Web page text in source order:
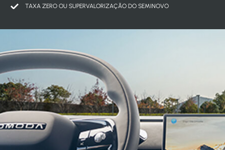
TAXA ZERO OU SUPERVALORIZAÇÃO DO SEMINOVO